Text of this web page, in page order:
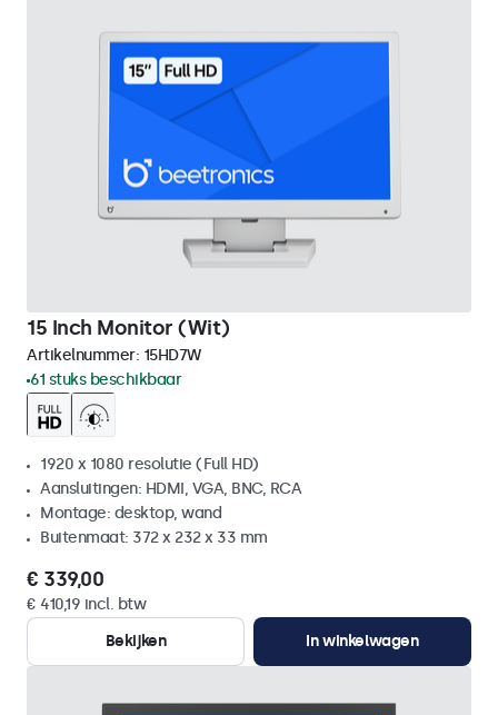
15 Inch Monitor (Wit)
Artikelnummer: 15HD7W
61 stuks beschikbaar
1920 x 1080 resolutie (Full HD)
Aansluitingen: HDMI, VGA, BNC, RCA
Montage: desktop, wand
Buitenmaat: 372 x 232 x 33 mm
€ 339,00
€ 410,19 incl. btw
Bekijken
In winkelwagen